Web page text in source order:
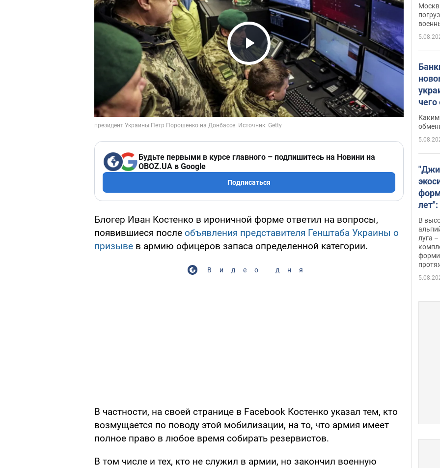
Play Video
Будьте первыми в курсе главного – подпишитесь на Новини на
OBOZ.UA в Google
Подписаться
Блогер Иван Костенко в ироничной форме ответил на вопросы,
появившиеся после объявления представителя Генштаба Украины о
призыве в армию офицеров запаса определенной категории.
Видео дня
В частности, на своей странице в Facebook Костенко указал тем, кто
возмущается по поводу этой мобилизации, на то, что армия имеет
полное право в любое время собирать резервистов.
В том числе и тех, кто не служил в армии, но закончил военную
Каким
В
луга